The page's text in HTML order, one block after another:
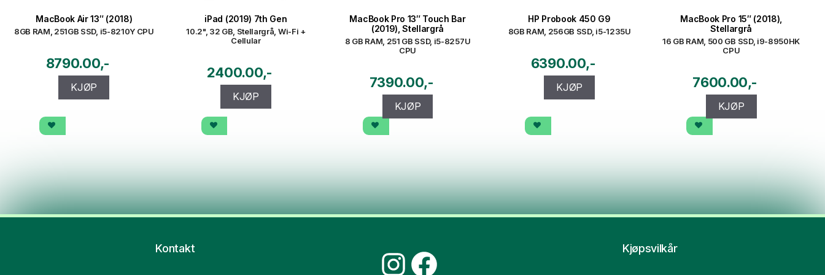
MacBook Air 13″ (2018)
8GB RAM, 251GB SSD, i5-8210Y CPU
8790.00
KJØP
iPad (2019) 7th Gen
10.2", 32 GB, Stellargrå, Wi-Fi +
Cellular
2400.00
KJØP
MacBook Pro 13″ Touch Bar
(2019), Stellargrå
8 GB RAM, 251 GB SSD, i5-8257U
CPU
7390.00
KJØP
HP Probook 450 G9
8GB RAM, 256GB SSD, i5-1235U
6390.00
KJØP
MacBook Pro 15″ (2018),
Stellargrå
16 GB RAM, 500 GB SSD, i9-8950HK
CPU
7600.00
KJØP
Kontakt Instagram
Facebook Kjøpsvilkår